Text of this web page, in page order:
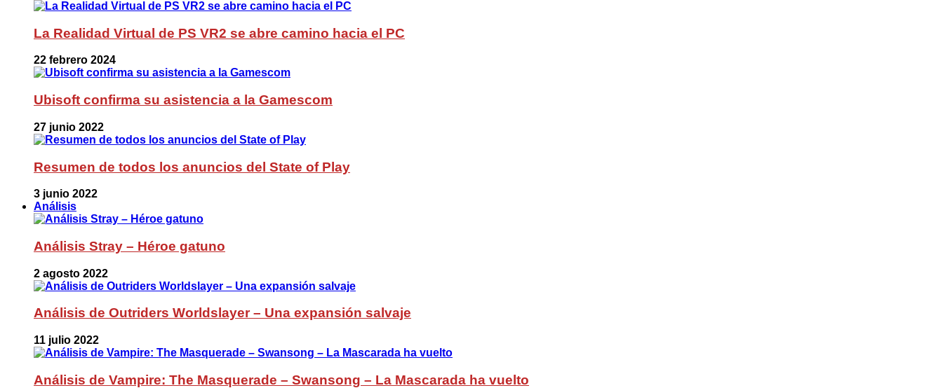
La Realidad Virtual de PS VR2 se abre camino hacia el PC
22 febrero 2024
Ubisoft confirma su asistencia a la Gamescom
27 junio 2022
Resumen de todos los anuncios del State of Play
3 junio 2022
Análisis
Análisis Stray – Héroe gatuno
2 agosto 2022
Análisis de Outriders Worldslayer – Una expansión salvaje
11 julio 2022
Análisis de Vampire: The Masquerade – Swansong – La Mascarada ha vuelto